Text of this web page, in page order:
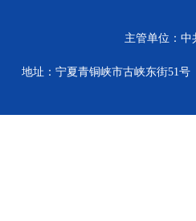
主管单位：
地址：宁夏青铜峡市古峡东街51